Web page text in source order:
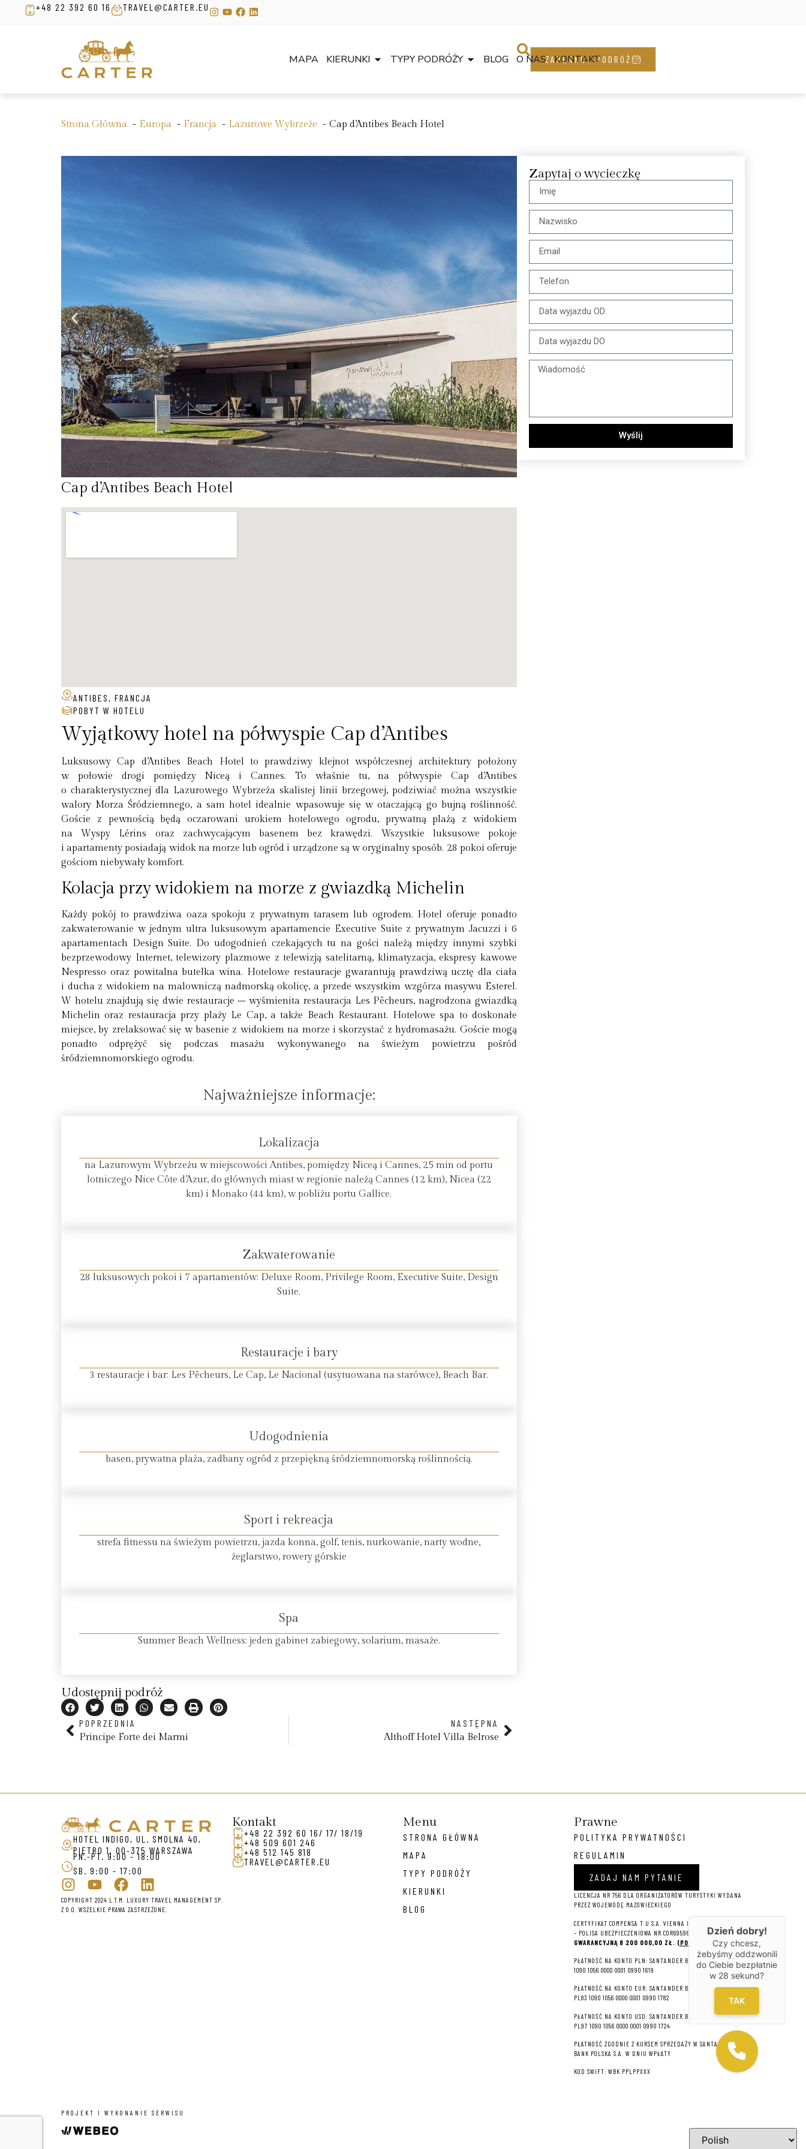
+48 22 392 60 16 TRAVEL@CARTER.EU
MAPA KIERUNKI TYPY PODRÓŻY BLOG O NAS KONTAKT
ZAPLANUJ PODRÓŻ
Strona Główna Europa Francja Lazurowe Wybrzeże Cap d’Antibes Beach Hotel
Cap d’Antibes Beach Hotel
ANTIBES, FRANCJA
POBYT W HOTELU
Wyjątkowy hotel na półwyspie Cap d’Antibes
Luksusowy Cap d’Antibes Beach Hotel to prawdziwy klejnot współczesnej architektury położony
w połowie drogi pomiędzy Niceą i Cannes. To właśnie tu, na półwyspie Cap d’Antibes
o charakterystycznej dla Lazurowego Wybrzeża skalistej linii brzegowej, podziwiać można wszystkie
walory Morza Śródziemnego, a sam hotel idealnie wpasowuje się w otaczającą go bujną roślinność.
Goście z pewnością będą oczarowani urokiem hotelowego ogrodu, prywatną plażą z widokiem
na Wyspy Lérins oraz zachwycającym basenem bez krawędzi. Wszystkie luksusowe pokoje
i apartamenty posiadają widok na morze lub ogród i urządzone są w oryginalny sposób. 28 pokoi oferuje
gościom niebywały komfort.
Kolacja przy widokiem na morze z gwiazdką Michelin
Każdy pokój to prawdziwa oaza spokoju z prywatnym tarasem lub ogrodem. Hotel oferuje ponadto
zakwaterowanie w jednym ultra luksusowym apartamencie Executive Suite z prywatnym Jacuzzi i 6
apartamentach Design Suite. Do udogodnień czekających tu na gości należą między innymi szybki
bezprzewodowy Internet, telewizory plazmowe z telewizją satelitarną, klimatyzacja, ekspresy kawowe
Nespresso oraz powitalna butelka wina. Hotelowe restauracje gwarantują prawdziwą ucztę dla ciała
i ducha z widokiem na malowniczą nadmorską okolicę, a przede wszystkim wzgórza masywu Esterel.
W hotelu znajdują się dwie restauracje – wyśmienita restauracja Les Pêcheurs, nagrodzona gwiazdką
Michelin oraz restauracja przy plaży Le Cap, a także Beach Restaurant. Hotelowe spa to doskonałe
miejsce, by zrelaksować się w basenie z widokiem na morze i skorzystać z hydromasażu. Goście mogą
ponadto odprężyć się podczas masażu wykonywanego na świeżym powietrzu pośród
śródziemnomorskiego ogrodu.
Najważniejsze informacje:
Lokalizacja
na Lazurowym Wybrzeżu w miejscowości Antibes, pomiędzy Niceą i Cannes, 25 min od portu
lotniczego Nice Côte d’Azur, do głównych miast w regionie należą Cannes (12 km), Nicea (22
km) i Monako (44 km), w pobliżu portu Gallice.
Zakwaterowanie
28 luksusowych pokoi i 7 apartamentów: Deluxe Room, Privilege Room, Executive Suite, Design
Suite.
Restauracje i bary
3 restauracje i bar: Les Pêcheurs, Le Cap, Le Nacional (usytuowana na starówce), Beach Bar.
Udogodnienia
basen, prywatna plaża, zadbany ogród z przepiękną śródziemnomorską roślinnością.
Sport i rekreacja
strefa fitnessu na świeżym powietrzu, jazda konna, golf, tenis, nurkowanie, narty wodne,
żeglarstwo, rowery górskie
Spa
Summer Beach Wellness: jeden gabinet zabiegowy, solarium, masaże.
Udostępnij podróż
POPRZEDNIA
Principe Forte dei Marmi
NASTĘPNA
Althoff Hotel Villa Belrose
Zapytaj o wycieczkę
Wyślij
HOTEL INDIGO, UL. SMOLNA 40,
PIĘTRO 1, 00-375 WARSZAWA
PN.-PT. 9:00 - 18:00
SB. 9:00 - 17:00
COPYRIGHT 2024 L.T.M. LUXURY TRAVEL MANAGEMENT SP.
Z O.O. WSZELKIE PRAWA ZASTRZEŻONE.
Kontakt
+48 22 392 60 16/ 17/ 18/19
+48 509 601 246
+48 512 145 818
TRAVEL@CARTER.EU
Menu
STRONA GŁÓWNA
MAPA
TYPY PODRÓŻY
KIERUNKI
BLOG
Prawne
POLITYKA PRYWATNOŚCI
REGULAMIN
ZADAJ NAM PYTANIE
LICENCJA NR 756 DLA ORGANIZATORÓW TURYSTYKI WYDANA
PRZEZ WOJEWODĘ MAZOWIECKIEGO
CERTYFIKAT COMPENSA T U S.A. VIENNA INSURANCE GROUP
– POLISA UBEZPIECZENIOWA NR COR695964 NA
SUMĘ
GWARANCYJNĄ 8 200 000,00 ZŁ. (POBIERZ PDF)
PŁATNOŚĆ NA KONTO PLN: SANTANDER BANK POLSKA S.A. 22
1090 1056 0000 0001 0990 1619
PŁATNOŚĆ NA KONTO EUR: SANTANDER BANK POLSKA S.A.
PL83 1090 1056 0000 0001 0990 1782
PŁATNOŚĆ NA KONTO USD: SANTANDER BANK POLSKA S.A.
PL97 1090 1056 0000 0001 0990 1724
PŁATNOŚĆ ZGODNIE Z KURSEM SPRZEDAŻY W SANTANDER
BANK POLSKA S.A. W DNIU WPŁATY
KOD SWIFT: WBK PPLPPXXX
PROJEKT I WYKONANIE SERWISU
Dzień dobry!
Czy chcesz,
żebyśmy oddzwonili
do Ciebie bezpłatnie
w 28 sekund?
TAK